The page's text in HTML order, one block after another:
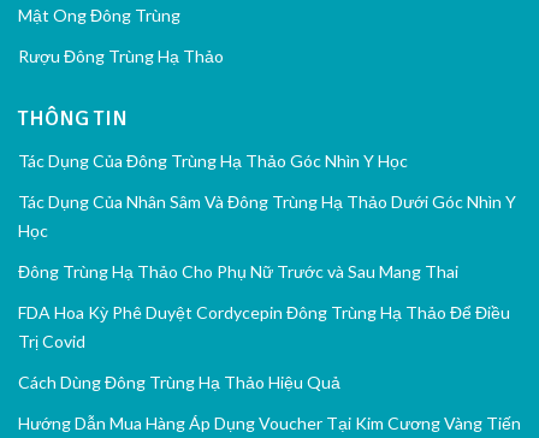
Mật Ong Đông Trùng
Rượu Đông Trùng Hạ Thảo
THÔNG TIN
Tác Dụng Của Đông Trùng Hạ Thảo Góc Nhìn Y Học
Tác Dụng Của Nhân Sâm Và Đông Trùng Hạ Thảo Dưới Góc Nhìn Y
Học
Đông Trùng Hạ Thảo Cho Phụ Nữ Trước và Sau Mang Thai
FDA Hoa Kỳ Phê Duyệt Cordycepin Đông Trùng Hạ Thảo Để Điều
Trị Covid
Cách Dùng Đông Trùng Hạ Thảo Hiệu Quả
Hướng Dẫn Mua Hàng Áp Dụng Voucher Tại Kim Cương Vàng Tiến